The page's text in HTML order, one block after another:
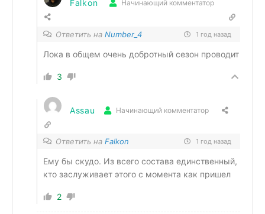
Falkon Начинающий комментатор
Ответить на Number_4 1 год назад
Лока в общем очень добротный сезон проводит
3
Assau Начинающий комментатор
Ответить на Falkon 1 год назад
Ему бы скудо. Из всего состава единственный,
кто заслуживает этого с момента как пришел
2